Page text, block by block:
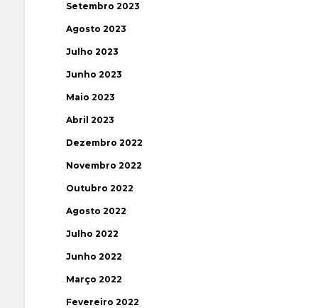
Setembro 2023
Agosto 2023
Julho 2023
Junho 2023
Maio 2023
Abril 2023
Dezembro 2022
Novembro 2022
Outubro 2022
Agosto 2022
Julho 2022
Junho 2022
Março 2022
Fevereiro 2022